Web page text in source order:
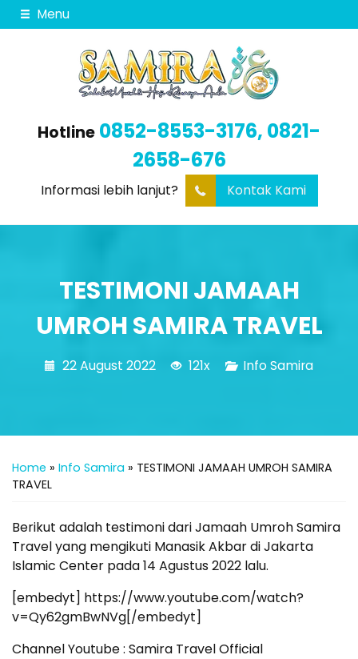
Menu
Hotline 0852-8553-3176, 0821-
2658-676
Informasi lebih lanjut? Kontak Kami
TESTIMONI JAMAAH
UMROH SAMIRA TRAVEL
22 August 2022 121x Info Samira
Home » Info Samira » TESTIMONI JAMAAH UMROH SAMIRA
TRAVEL
Berikut adalah testimoni dari Jamaah Umroh Samira
Travel yang mengikuti Manasik Akbar di Jakarta
Islamic Center pada 14 Agustus 2022 lalu.
[embedyt] https://www.youtube.com/watch?
v=Qy62gmBwNVg[/embedyt]
Channel Youtube : Samira Travel Official